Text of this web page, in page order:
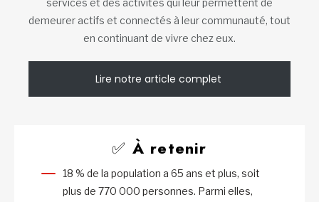
services et des activités qui leur permettent de
demeurer actifs et connectés à leur communauté, tout
en continuant de vivre chez eux.
Lire notre article complet
✅ À retenir
18 % de la population a 65 ans et plus, soit
plus de 770 000 personnes. Parmi elles,